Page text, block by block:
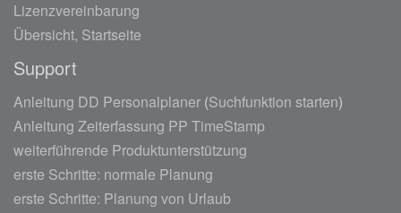
Lizenzvereinbarung
Übersicht, Startseite
Support
Anleitung DD Personalplaner (Suchfunktion starten)
Anleitung Zeiterfassung PP TimeStamp
weiterführende Produktunterstützung
erste Schritte: normale Planung
erste Schritte: Planung von Urlaub